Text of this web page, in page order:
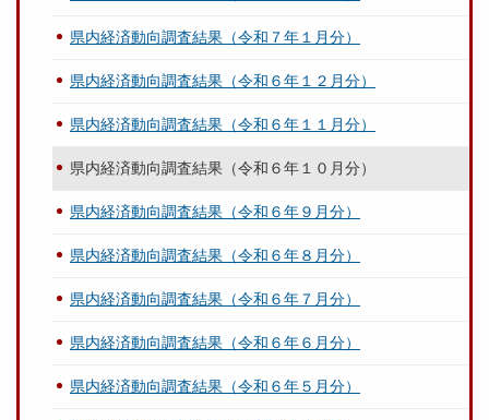
県内経済動向調査結果（令和７年１月分）
県内経済動向調査結果（令和６年１２月分）
県内経済動向調査結果（令和６年１１月分）
県内経済動向調査結果（令和６年１０月分）
県内経済動向調査結果（令和６年９月分）
県内経済動向調査結果（令和６年８月分）
県内経済動向調査結果（令和６年７月分）
県内経済動向調査結果（令和６年６月分）
県内経済動向調査結果（令和６年５月分）